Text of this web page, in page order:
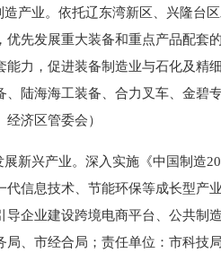
业。依托辽东湾新区、兴隆台区
优先发展重大装备和重点产品配套
能力，促进装备制造业与石化及精
、陆海海工装备、合力叉车、金碧
济区管委会）
兴产业。深入实施《中国制造
代信息技术、节能环保等成长型产
导企业建设跨境电商平台、公共制
局、市经合局；责任单位：市科技